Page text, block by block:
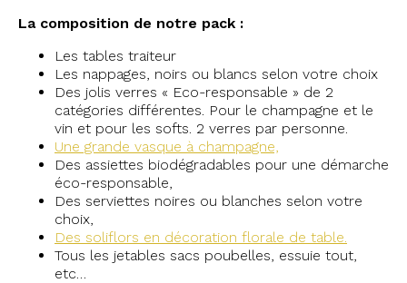
La composition de notre pack :
Les tables traiteur
Les nappages, noirs ou blancs selon votre choix
Des jolis verres « Eco-responsable » de 2
catégories différentes. Pour le champagne et le
vin et pour les softs. 2 verres par personne.
Une grande vasque à champagne,
Des assiettes biodégradables pour une démarche
éco-responsable,
Des serviettes noires ou blanches selon votre
choix,
Des soliflors en décoration florale de table.
Tous les jetables sacs poubelles, essuie tout,
etc…